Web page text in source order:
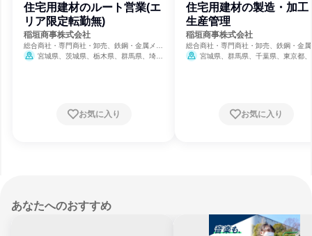
住宅用建材のルート営業(エ
リア限定転勤無)
稲垣商事株式会社
総合商社・専門商社・卸売、鉄鋼・金属メー
カー、建設・土木
宮城県、茨城県、栃木県、群馬県、埼玉
お気に入り
住宅用建材の製造・加工
生産管理
稲垣商事株式会社
総合商社・専門商社・卸売、鉄鋼・金
カー、建設・土木
宮城県、群馬県、千葉県、東京都
お気に入り
あなたへのおすすめ